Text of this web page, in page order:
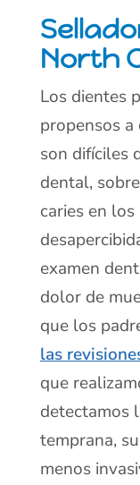
North
Los dientes
propensos
son difíciles
dental,
caries en
examen
dolor de
que los
las
que
detectamos
temprana,
menos